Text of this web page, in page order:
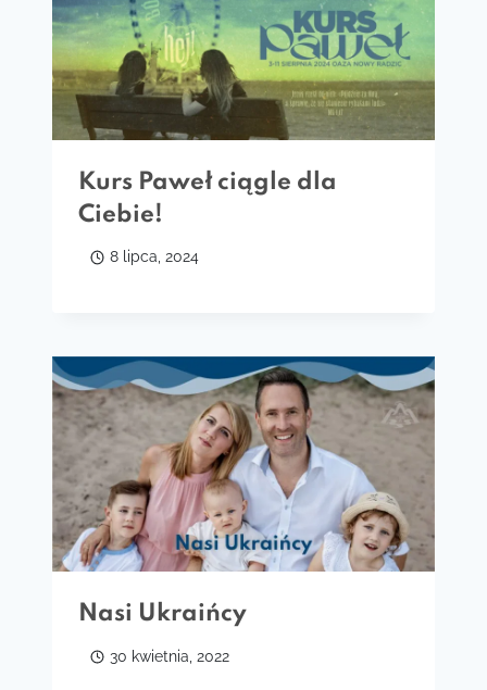
Kurs Paweł ciągle dla
Ciebie!
8 lipca, 2024
Nasi Ukraińcy
30 kwietnia, 2022